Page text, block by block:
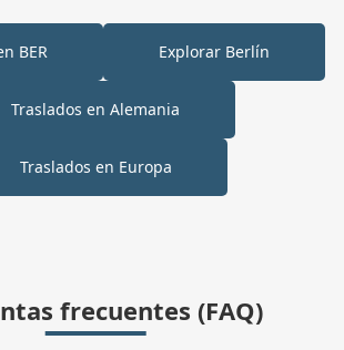
BER Explorar Berlín
Traslados en Alemania
Traslados en Europa
frecuentes (FAQ)